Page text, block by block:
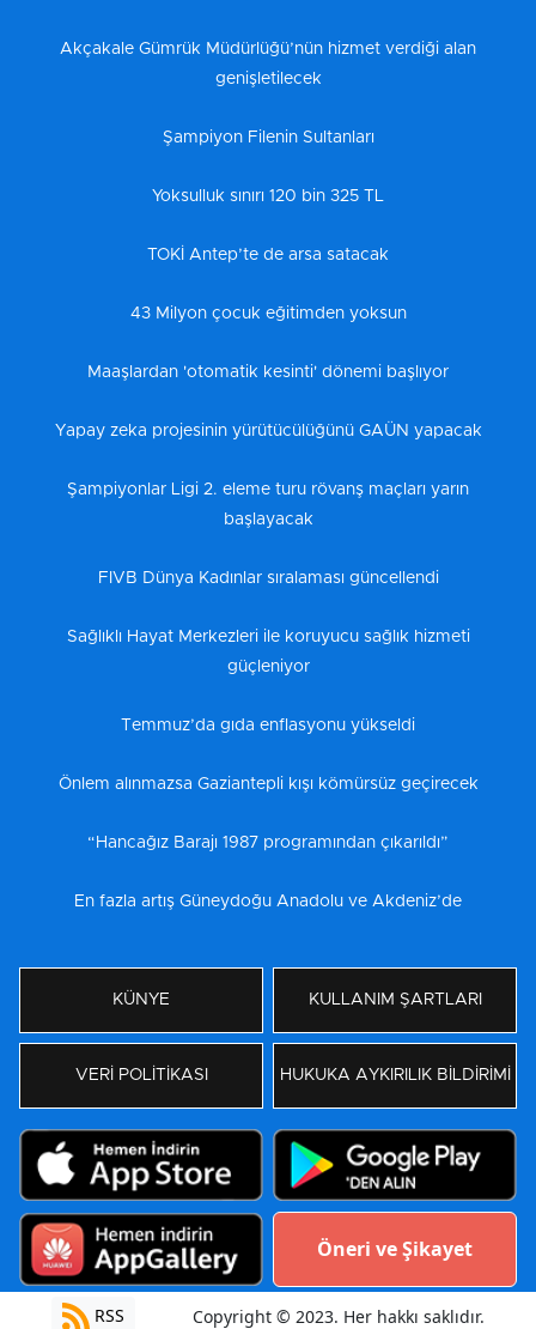
Akçakale Gümrük Müdürlüğü’nün hizmet verdiği alan
genişletilecek
Şampiyon Filenin Sultanları
Yoksulluk sınırı 120 bin 325 TL
TOKİ Antep’te de arsa satacak
43 Milyon çocuk eğitimden yoksun
Maaşlardan 'otomatik kesinti' dönemi başlıyor
Yapay zeka projesinin yürütücülüğünü GAÜN yapacak
Şampiyonlar Ligi 2. eleme turu rövanş maçları yarın
başlayacak
FIVB Dünya Kadınlar sıralaması güncellendi
Sağlıklı Hayat Merkezleri ile koruyucu sağlık hizmeti
güçleniyor
Temmuz’da gıda enflasyonu yükseldi
Önlem alınmazsa Gaziantepli kışı kömürsüz geçirecek
“Hancağız Barajı 1987 programından çıkarıldı”
En fazla artış Güneydoğu Anadolu ve Akdeniz’de
KÜNYE KULLANIM ŞARTLARI
VERİ POLİTİKASI HUKUKA AYKIRILIK BİLDİRİMİ
Öneri ve Şikayet
RSS Copyright © 2023. Her hakkı saklıdır.